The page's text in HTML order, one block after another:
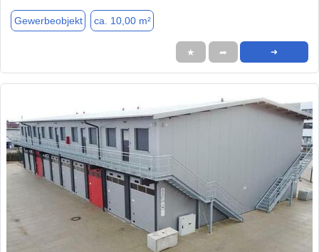
Gewerbeobjekt ca. 10,00 m²
★ ➦ ➜